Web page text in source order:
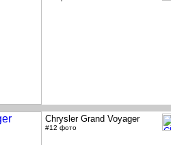
Chrysler Grand Voyager
#12 фото